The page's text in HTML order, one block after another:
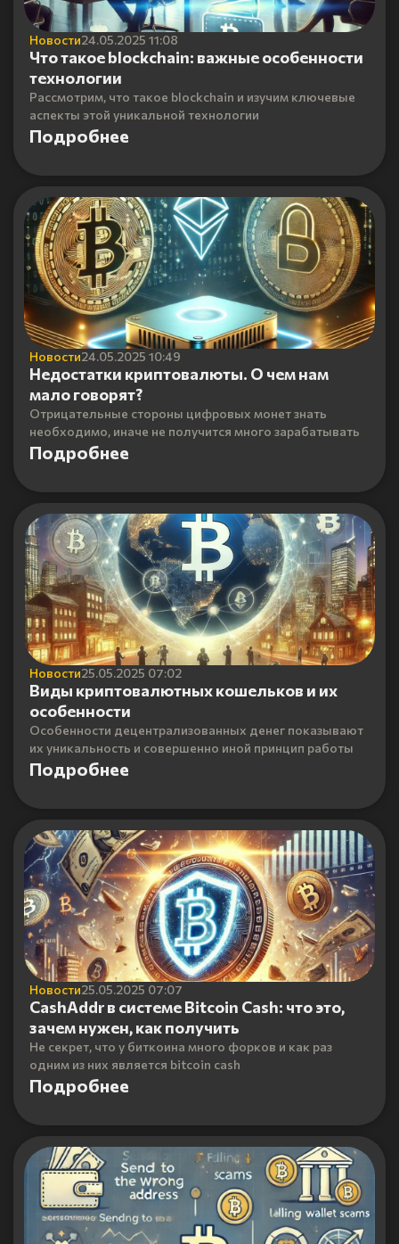
Новости24.05.2025 11:08
Что такое blockchain: важные особенности
технологии
Рассмотрим, что такое blockchain и изучим ключевые
аспекты этой уникальной технологии
Подробнее
Новости24.05.2025 10:49
Недостатки криптовалюты. О чем нам
мало говорят?
Отрицательные стороны цифровых монет знать
необходимо, иначе не получится много зарабатывать
Подробнее
Новости25.05.2025 07:02
Виды криптовалютных кошельков и их
особенности
Особенности децентрализованных денег показывают
их уникальность и совершенно иной принцип работы
Подробнее
Новости25.05.2025 07:07
CashAddr в системе Bitcoin Cash: что это,
зачем нужен, как получить
Не секрет, что у биткоина много форков и как раз
одним из них является bitcoin cash
Подробнее